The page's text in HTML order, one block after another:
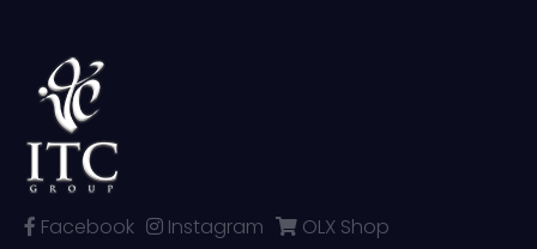
Facebook Instagram
OLX Shop